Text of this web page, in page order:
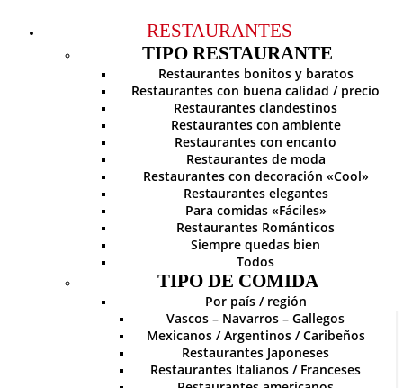
RESTAURANTES
TIPO RESTAURANTE
Restaurantes bonitos y baratos
Restaurantes con buena calidad / precio
Restaurantes clandestinos
Restaurantes con ambiente
Restaurantes con encanto
Restaurantes de moda
Restaurantes con decoración «Cool»
Restaurantes elegantes
Para comidas «Fáciles»
Restaurantes Románticos
Siempre quedas bien
Todos
TIPO DE COMIDA
Por país / región
Vascos – Navarros – Gallegos
Mexicanos / Argentinos / Caribeños
Restaurantes Japoneses
Restaurantes Italianos / Franceses